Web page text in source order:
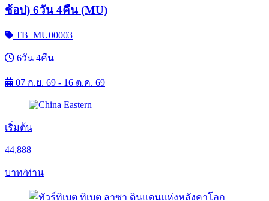
ช้อป) 6วัน 4คืน (MU)
TB_MU00003
6วัน 4คืน
07 ก.ย. 69 - 16 ต.ค. 69
เริ่มต้น
44,888
บาท/ท่าน